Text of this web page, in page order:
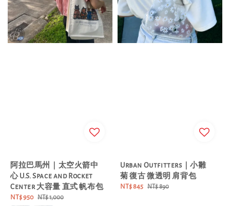
阿拉巴馬州｜太空火箭中
心 U.S. Space and Rocket
Center 大容量 直式 帆布包
Sale
NT$ 950 Regular
NT$ 1,000
Urban Outfitters｜小雛
菊 復古 微透明 肩背包
Sale
NT$ 845 Regular
NT$ 890